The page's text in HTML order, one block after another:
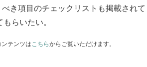
き項目のチェックリストも掲載されて
らいたい。
テンツはこちらからご覧いただけます。